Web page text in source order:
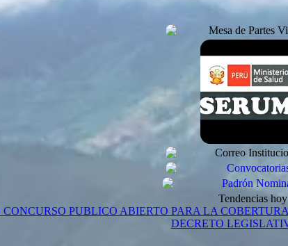
Ingresa Aquí
Tendencias hoy
PUBLICO ABIERTO PARA LA
DECRETO